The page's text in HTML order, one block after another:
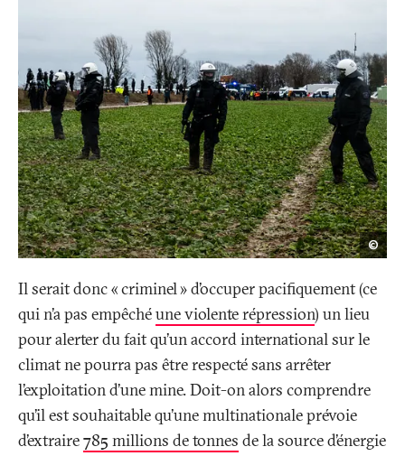
©Mus
Il serait donc «criminel» d’occuper pacifiquement (ce
qui n’a pas empêchéune violente répression) un lieu
pour alerter du fait qu’un accord international sur le
climat ne pourra pas être respecté sans arrêter
l’exploitation d’une mine. Doit-on alors comprendre
qu’il est souhaitable qu’une multinationale prévoie
d’extraire785 millions de tonnes de la source d’énergie